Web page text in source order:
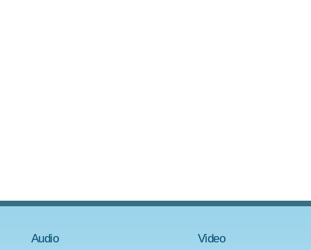
Audio Video